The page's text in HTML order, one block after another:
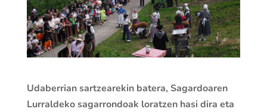
Udaberrian sartzearekin batera, Sagardoaren
Lurraldeko sagarrondoak loratzen hasi dira eta